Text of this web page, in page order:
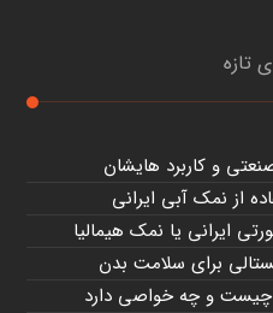
تازه
و کاربرد هایشان
از نمک آبی ایرانی
ایرانی یا نمک هیمالیا
برای سلامت بدن
و چه خواصی دارد